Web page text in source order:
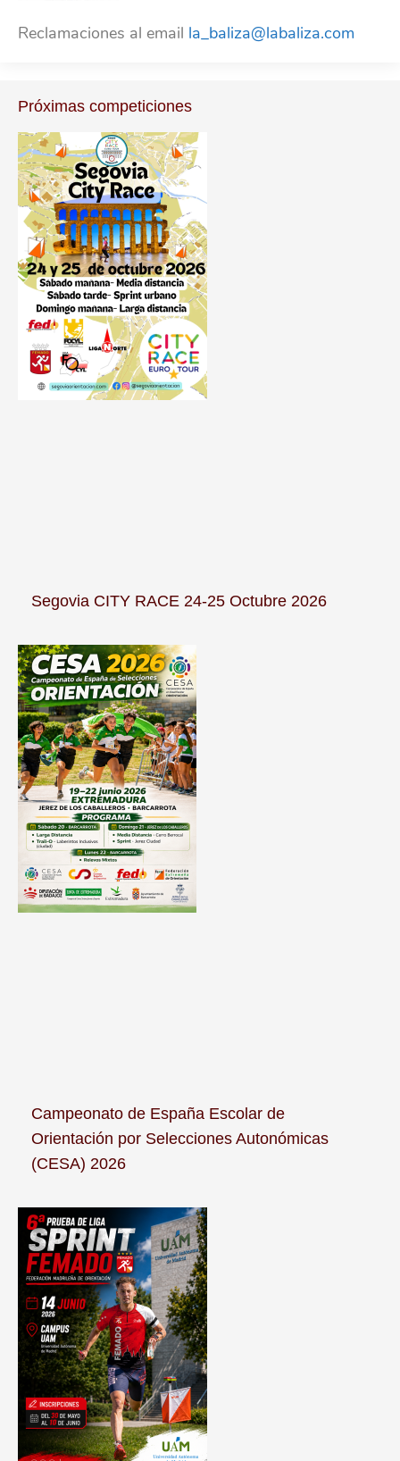
Reclamaciones al email la_baliza@labaliza.com
Próximas competiciones
Segovia CITY RACE 24-25 Octubre 2026
Campeonato de España Escolar de
Orientación por Selecciones Autonómicas
(CESA) 2026